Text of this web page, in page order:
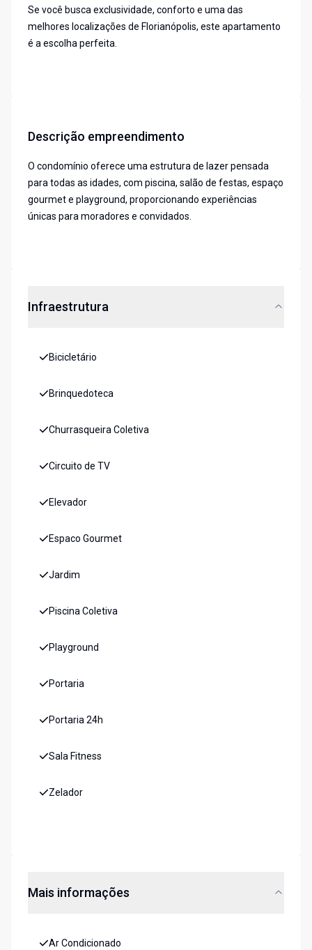
Se você busca exclusividade, conforto e uma das
melhores localizações de Florianópolis, este apartamento
é a escolha perfeita.
Descrição empreendimento
O condomínio oferece uma estrutura de lazer pensada
para todas as idades, com piscina, salão de festas, espaço
gourmet e playground, proporcionando experiências
únicas para moradores e convidados.
Infraestrutura
Bicicletário
Brinquedoteca
Churrasqueira Coletiva
Circuito de TV
Elevador
Espaco Gourmet
Jardim
Piscina Coletiva
Playground
Portaria
Portaria 24h
Sala Fitness
Zelador
Mais informações
Ar Condicionado